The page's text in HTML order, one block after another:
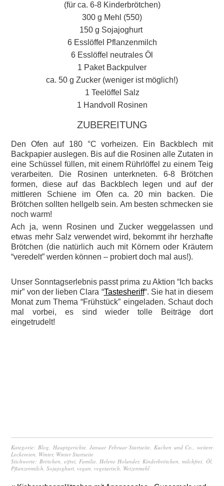
(für ca. 6-8 Kinderbrötchen)
300 g Mehl (550)
150 g Sojajoghurt
6 Esslöffel Pflanzenmilch
6 Esslöffel neutrales Öl
1 Paket Backpulver
ca. 50 g Zucker (weniger ist möglich!)
1 Teelöffel Salz
1 Handvoll Rosinen
ZUBEREITUNG
Den Ofen auf 180 °C vorheizen. Ein Backblech mit
Backpapier auslegen. Bis auf die Rosinen alle Zutaten in
eine Schüssel füllen, mit einem Rührlöffel zu einem Teig
verarbeiten. Die Rosinen unterkneten. 6-8 Brötchen
formen, diese auf das Backblech legen und auf der
mittleren Schiene im Ofen ca. 20 min backen. Die
Brötchen sollten hellgelb sein. Am besten schmecken sie
noch warm!
Ach ja, wenn Rosinen und Zucker weggelassen und
etwas mehr Salz verwendet wird, bekommt ihr herzhafte
Brötchen (die natürlich auch mit Körnern oder Kräutern
“veredelt” werden können – probiert doch mal aus!).
Unser Sonntagserlebnis passt prima zu Aktion “Ich backs
mir” von der lieben Clara “Tastesheriff“. Sie hat in diesem
Monat zum Thema “Frühstück” eingeladen. Schaut doch
mal vorbei, es sind wieder tolle Beiträge dort
eingetrudelt!
Kategorie: Blog, Hauptgerichte,Januar Februar Startseite, Kuchen und Co., weitere
Leckereien, Winter, Winter Startseite
Stichworte: Brötchen, eifrei, Familie,Helene Holunder,Kinderbrötchen,milchfrei, Öl,
Pflanzenmilch,Sojajoghurt, vegan, vegetarisch, Weizenmehl